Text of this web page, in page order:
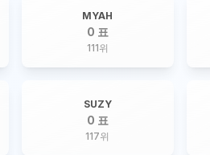
MYAH
0 표
111위
SUZY
0 표
117위